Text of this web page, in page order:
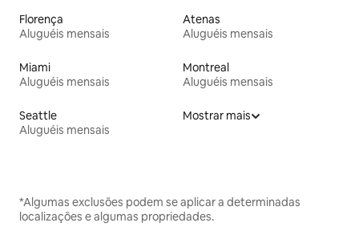
Florença
Aluguéis mensais
Atenas
Aluguéis mensais
Miami
Aluguéis mensais
Montreal
Aluguéis mensais
Seattle
Aluguéis mensais
Mostrar mais
*Algumas exclusões podem se aplicar a determinadas
localizações e algumas propriedades.